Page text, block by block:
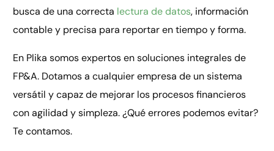
busca de una correcta lectura de datos, información
contable y precisa para reportar en tiempo y forma.
En Plika somos expertos en soluciones integrales de
FP&A. Dotamos a cualquier empresa de un sistema
versátil y capaz de mejorar los procesos financieros
con agilidad y simpleza. ¿Qué errores podemos evitar?
Te contamos.